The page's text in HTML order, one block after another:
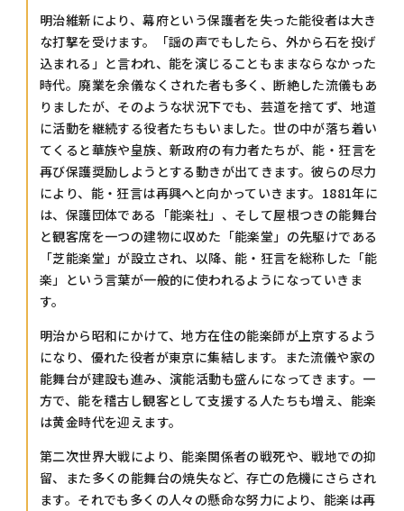
明治維新により、幕府という保護者を失った能役者は大き
な打撃を受けます。「謡の声でもしたら、外から石を投げ
込まれる」と言われ、能を演じることもままならなかった
時代。廃業を余儀なくされた者も多く、断絶した流儀もあ
りましたが、そのような状況下でも、芸道を捨てず、地道
に活動を継続する役者たちもいました。世の中が落ち着い
てくると華族や皇族、新政府の有力者たちが、能・狂言を
再び保護奨励しようとする動きが出てきます。彼らの尽力
により、能・狂言は再興へと向かっていきます。1881年に
は、保護団体である「能楽社」、そして屋根つきの能舞台
と観客席を一つの建物に収めた「能楽堂」の先駆けである
「芝能楽堂」が設立され、以降、能・狂言を総称した「能
楽」という言葉が一般的に使われるようになっていきま
す。
明治から昭和にかけて、地方在住の能楽師が上京するよう
になり、優れた役者が東京に集結します。また流儀や家の
能舞台が建設も進み、演能活動も盛んになってきます。一
方で、能を稽古し観客として支援する人たちも増え、能楽
は黄金時代を迎えます。
第二次世界大戦により、能楽関係者の戦死や、戦地での抑
留、また多くの能舞台の焼失など、存亡の危機にさらされ
ます。それでも多くの人々の懸命な努力により、能楽は再